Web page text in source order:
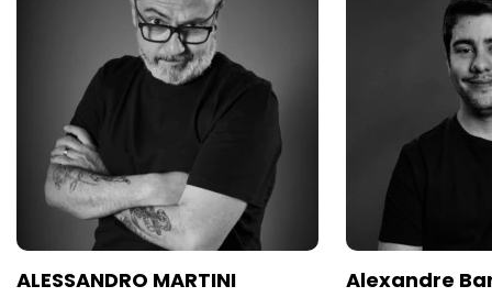
ALESSANDRO MARTINI
Alexandre